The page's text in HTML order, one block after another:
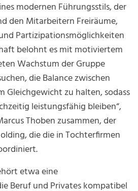
modernen Führungsstils, der
den Mitarbeitern Freiräume,
Partizipationsmöglichkeiten
belohnt es mit motiviertem
Wachstum der Gruppe
die Balance zwischen
Gleichgewicht zu halten, sodass
leistungsfähig bleiben“,
Thoben zusammen, der
die die in Tochterfirmen
etwa eine
Beruf und Privates kompatibel